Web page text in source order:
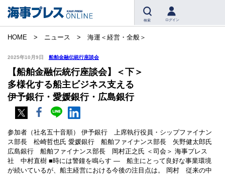
検索 ログイン
HOME ニュース 海運＜経営・全般＞
2025年10月9日 船舶金融伝統行座談会
【船舶金融伝統行座談会】＜下＞
多様化する船主ビジネス支える
伊予銀行・愛媛銀行・広島銀行
参加者（社名五十音順） 伊予銀行 上席執行役員・シップファイナン
ス部長 松崎哲也氏 愛媛銀行 船舶ファイナンス部長 矢野健太郎氏
広島銀行 船舶ファイナンス部長 岡村正之氏 ＜司会＞ 海事プレス
社 中村直樹 ■時には警鐘を鳴らす ― 船主にとって良好な事業環境
が続いているが、船主経営における今後の注目点は。 岡村 従来の中